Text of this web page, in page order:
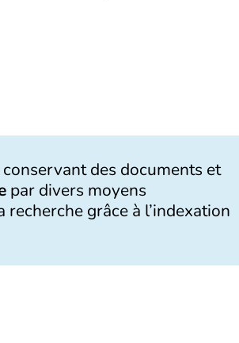
conservant des documents et
par divers moyens
grâce à l’indexation